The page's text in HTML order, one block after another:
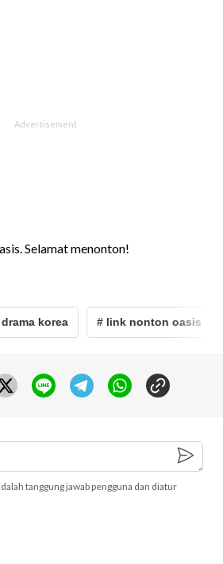
Selamat menonton!
korea # link nonton oasis
tanggung jawab pengguna dan diatur